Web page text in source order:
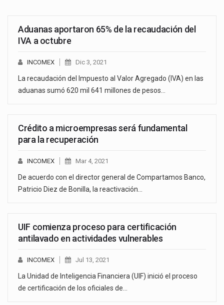
Aduanas aportaron 65% de la recaudación del
IVA a octubre
INCOMEX Dic 3, 2021
La recaudación del Impuesto al Valor Agregado (IVA) en las
aduanas sumó 620 mil 641 millones de pesos…
Crédito a microempresas será fundamental
para la recuperación
INCOMEX Mar 4, 2021
De acuerdo con el director general de Compartamos Banco,
Patricio Diez de Bonilla, la reactivación…
UIF comienza proceso para certificación
antilavado en actividades vulnerables
INCOMEX Jul 13, 2021
La Unidad de Inteligencia Financiera (UIF) inició el proceso
de certificación de los oficiales de…